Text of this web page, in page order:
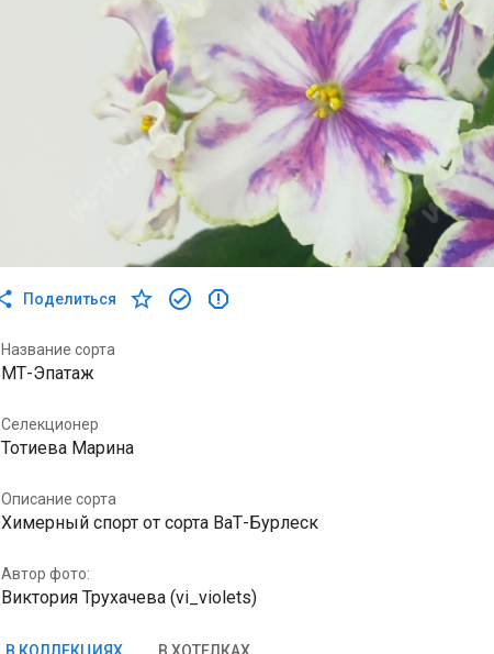
Поделиться
Название сорта
МТ-Эпатаж
Селекционер
Тотиева Марина
Описание сорта
Химерный спорт от сорта ВаТ-Бурлеск
Автор фото:
Виктория Трухачева (vi_violets)
В КОЛЛЕКЦИЯХ В ХОТЕЛКАХ